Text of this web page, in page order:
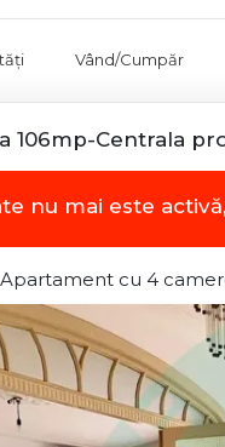
Vând/Cumpăr
106mp-Centrala
nu mai este activă,
Apartament cu 4